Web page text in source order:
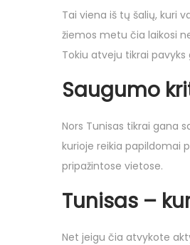
Tai viena iš tų šalių, kuri
žiemos metu čia laikosi
Tokiu atveju tikrai
Saugumo
Nors Tunisas tikrai gana
kurioje reikia papildomai
pripažintose vietose.
Tunisas –
Net jeigu čia atvykote